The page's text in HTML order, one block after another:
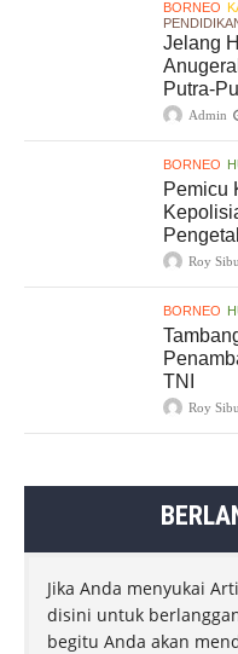
BORNEO
Jelang
Putra-
Admin
BORNEO
Pemicu
Roy
BORNEO
TNI
Roy
Jika Anda menyukai
disini untuk
begitu Anda akan